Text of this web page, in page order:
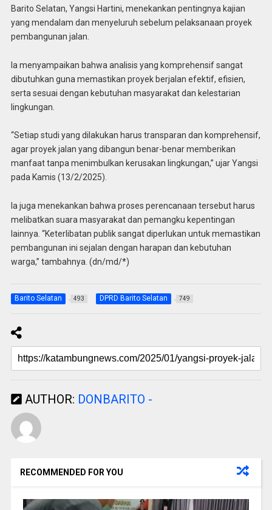
Barito Selatan, Yangsi Hartini, menekankan pentingnya kajian
yang mendalam dan menyeluruh sebelum pelaksanaan proyek
pembangunan jalan.
Ia menyampaikan bahwa analisis yang komprehensif sangat
dibutuhkan guna memastikan proyek berjalan efektif, efisien,
serta sesuai dengan kebutuhan masyarakat dan kelestarian
lingkungan.
“Setiap studi yang dilakukan harus transparan dan komprehensif,
agar proyek jalan yang dibangun benar-benar memberikan
manfaat tanpa menimbulkan kerusakan lingkungan,” ujar Yangsi
pada Kamis (13/2/2025).
Ia juga menekankan bahwa proses perencanaan tersebut harus
melibatkan suara masyarakat dan pemangku kepentingan
lainnya. “Keterlibatan publik sangat diperlukan untuk memastikan
pembangunan ini sejalan dengan harapan dan kebutuhan
warga,” tambahnya. (dn/md/*)
Barito Selatan 493 DPRD Barito Selatan 749
AUTHOR: DONBARITO -
RECOMMENDED FOR YOU